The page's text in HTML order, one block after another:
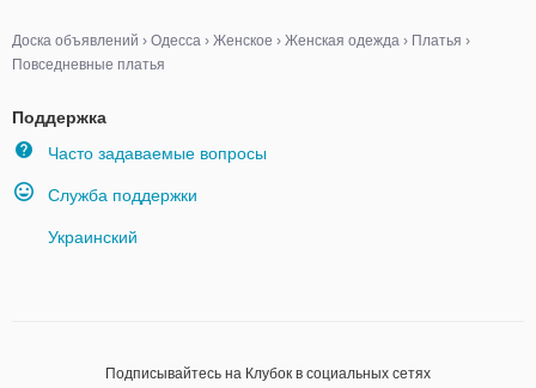
Доска объявлений › Одесса › Женское › Женская одежда › Платья ›
Повседневные платья
Поддержка
Часто задаваемые вопросы
Служба поддержки
Украинский
Подписывайтесь на Клубок в социальных сетях